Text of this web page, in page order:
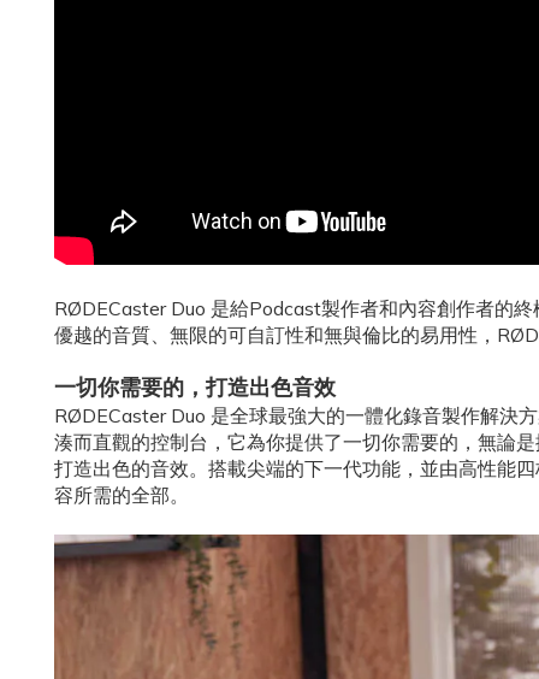
RØDECaster Duo 是給Podcast製作者和內容創作者的
優越的音質、無限的可自訂性和無與倫比的易用性，
一切你需要的，打造出色音效
RØDECaster Duo 是全球最強大的一體化錄音製作解決
湊而直觀的控制台，它為你提供了一切你需要的，無論
打造出色的音效。搭載尖端的下一代功能，並由高性能
容所需的全部。